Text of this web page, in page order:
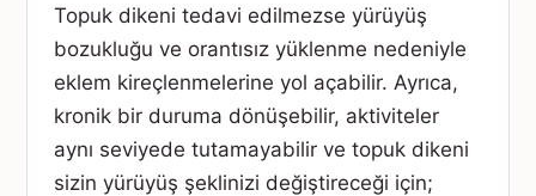
Topuk dikeni tedavi edilmezse yürüyüş
bozukluğu ve orantısız yüklenme nedeniyle
eklem kireçlenmelerine yol açabilir. Ayrıca,
kronik bir duruma dönüşebilir, aktiviteler
aynı seviyede tutamayabilir ve topuk dikeni
sizin yürüyüş şeklinizi değiştireceği için;